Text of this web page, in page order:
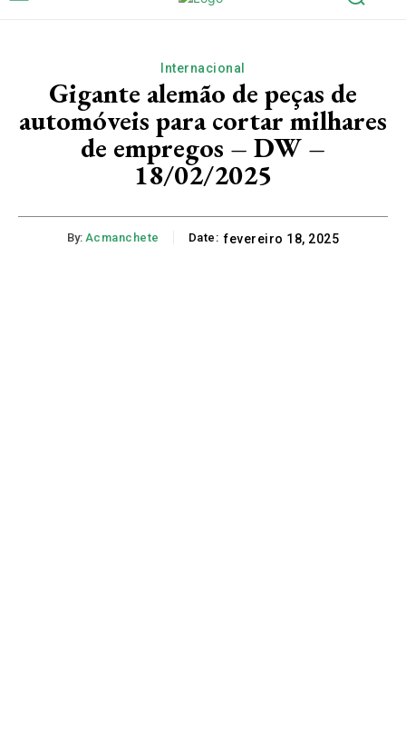
Internacional
Gigante alemão de peças de
automóveis para cortar milhares
de empregos – DW –
18/02/2025
By: Acmanchete Date: fevereiro 18, 2025